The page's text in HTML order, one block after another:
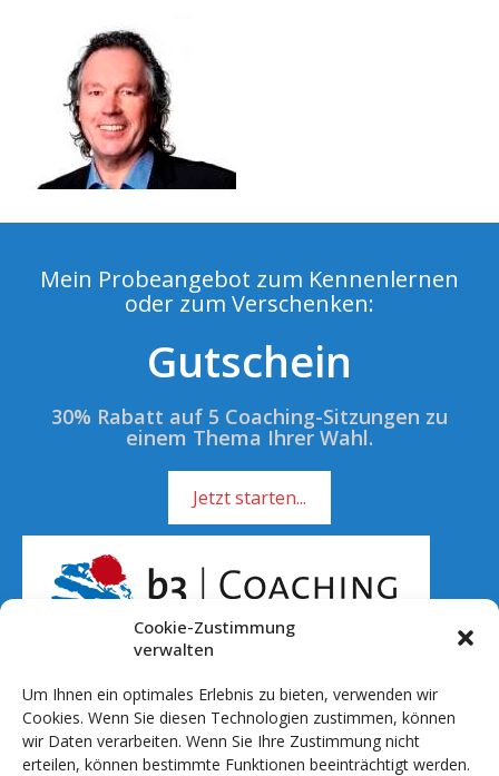
Cookie-Zustimmung
verwalten
Um Ihnen ein optimales Erlebnis zu bieten, verwenden wir
Cookies. Wenn Sie diesen Technologien zustimmen, können
wir Daten verarbeiten. Wenn Sie Ihre Zustimmung nicht
erteilen, können bestimmte Funktionen beeinträchtigt werden.
Mein Probeangebot zum Kennenlernen
oder zum Verschenken:
Gutschein
30% Rabatt auf 5 Coaching-Sitzungen zu
einem Thema Ihrer Wahl.
Jetzt starten...
Rufen Sie mich an!
01 51 - 701 041 20